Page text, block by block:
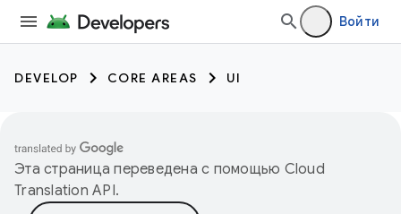
Войти
DEVELOP CORE AREAS UI
Эта страница переведена с помощью Cloud
Translation API.